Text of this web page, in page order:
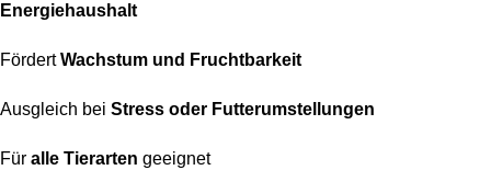
Energiehaushalt
FördertWachstum und Fruchtbarkeit
Ausgleich bei Stress oder Futterumstellungen
Für alle Tierarten geeignet